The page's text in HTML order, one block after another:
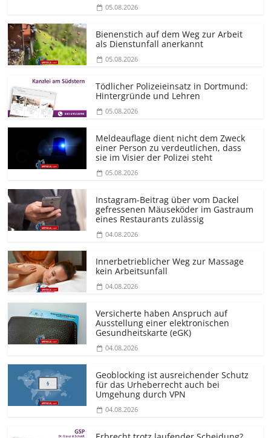
05.08.2026
Bienenstich auf dem Weg zur Arbeit
als Dienstunfall anerkannt
05.08.2026
Tödlicher Polizeieinsatz in Dortmund:
Hintergründe und Lehren
05.08.2026
Meldeauflage dient nicht dem Zweck
einer Person zu verdeutlichen, dass
sie im Visier der Polizei steht
05.08.2026
Instagram-Beitrag über vom Dackel
gefressenen Mäuseköder im Gastraum
eines Restaurants zulässig
04.08.2026
Innerbetrieblicher Weg zur Massage
kein Arbeitsunfall
04.08.2026
Versicherte haben Anspruch auf
Ausstellung einer elektronischen
Gesundheitskarte (eGK)
04.08.2026
Geoblocking ist ausreichender Schutz
für das Urheberrecht auch bei
Umgehung durch VPN
04.08.2026